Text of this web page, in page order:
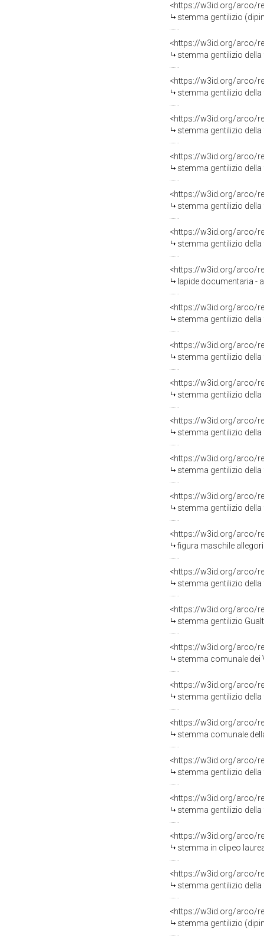
<https://w3id.org/arco/
stemma gentilizio
<https://w3id.org/arco/
stemma gentilizio
<https://w3id.org/arco/
stemma gentilizio
<https://w3id.org/arco/
stemma gentilizio
<https://w3id.org/arco/
stemma gentilizio
<https://w3id.org/arco/
stemma gentilizio
<https://w3id.org/arco/
stemma gentilizio
<https://w3id.org/arco/
lapide documentaria -
<https://w3id.org/arco/
stemma gentilizio
<https://w3id.org/arco/
stemma gentilizio
<https://w3id.org/arco/
stemma gentilizio
<https://w3id.org/arco/
stemma gentilizio
<https://w3id.org/arco/
stemma gentilizio
<https://w3id.org/arco/
stemma gentilizio
<https://w3id.org/arco/
figura maschile
<https://w3id.org/arco/
stemma gentilizio
<https://w3id.org/arco/
stemma gentilizio
<https://w3id.org/arco/
stemma comunale
<https://w3id.org/arco/
stemma gentilizio
<https://w3id.org/arco/
stemma comunale della
<https://w3id.org/arco/
stemma gentilizio
<https://w3id.org/arco/
stemma gentilizio
<https://w3id.org/arco/
stemma in clipeo
<https://w3id.org/arco/
stemma gentilizio
<https://w3id.org/arco/
stemma gentilizio